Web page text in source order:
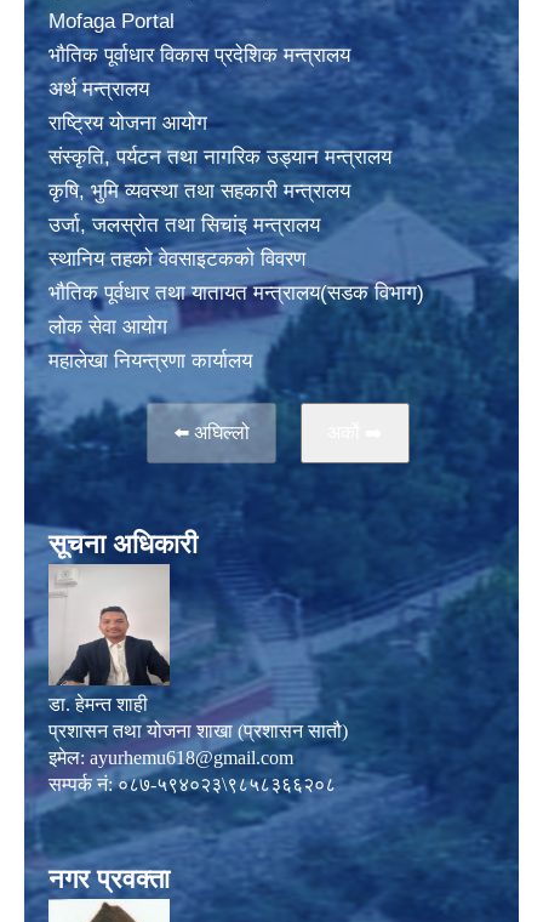
Mofaga Portal
भाैतिक पूर्वाधार विकास प्रदेशिक मन्त्रालय
अर्थ मन्त्रालय
राष्ट्रिय योजना आयोग
संस्कृति, पर्यटन तथा नागरिक उड्यान मन्त्रालय
कृषि, भुमि व्यवस्था तथा सहकारी मन्त्रालय
उर्जा, जलस्राेत तथा सिचांइ मन्त्रालय
स्थानिय तहकाे वेवसाइटककाे विवरण
भाैतिक पूर्वधार तथा यातायत मन्त्रालय(सडक विभाग)
लाेक सेवा आयोग
महालेखा नियन्त्रणा कार्यालय
⬅️ अघिल्लो
सूचना अधिकारी
डा. हेमन्त शाही
प्रशासन तथा योजना शाखा (प्रशासन सातौ)
इमेल: ayurhemu618@gmail.com
सम्पर्क नं: ०८७-५९४०२३\९८५८३६६२०८
नगर प्रवक्ता